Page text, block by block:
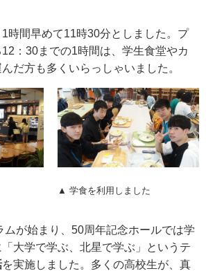
幌市厚別区大谷地西2-3-1
時間早めて11時30分としました。プ
：30までの1時間は、学生食堂やカ
だ方も多くいらっしゃいました。
▲ 学食を利用しました
ムが始まり、50周年記念ホールでは学
大学で学ぶ、北星で学ぶ」というテ
を実施しました。多くの高校生が、真